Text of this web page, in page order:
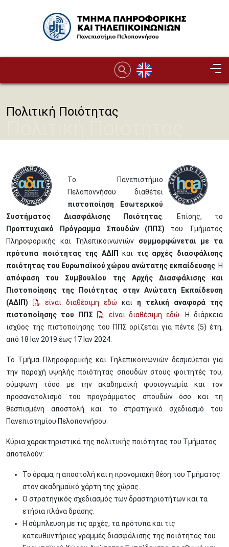
Image
Πολιτική Ποιότητας
Το Πανεπιστήμιο
Πελοποννήσου διαθέτει
πιστοποίηση Εσωτερικού
Συστήματος Διασφάλισης Ποιότητας . Επίσης, το
Προπτυχιακό Πρόγραμμα Σπουδών (ΠΠΣ) του Τμήματος
Πληροφορικής και Τηλεπικοινωνιών συμμορφώνεται με τα
πρότυπα ποιότητας της ΑΔΙΠ
και τις αρχές διασφάλισης
ποιότητας του Ευρωπαϊκού χώρου ανώτατης εκπαίδευσης . Η
απόφαση του Συμβουλίου της Αρχής Διασφάλισης και
Πιστοποίησης της Ποιότητας στην Ανώτατη Εκπαίδευση
(ΑΔΙΠ)
είναι διαθέσιμη εδώ και η τελική αναφορά της
πιστοποίησης του ΠΠΣ
είναι διαθέσιμη εδώ . Η διάρκεια
ισχύος της πιστοποίησης του ΠΠΣ ορίζεται για πέντε (5) έτη,
από 18 Ιαν 2019 έως 17 Ιαν 2024.
Το Τμήμα Πληροφορικής και Τηλεπικοινωνιών δεσμεύεται για
την παροχή υψηλής ποιότητας σπουδών στους φοιτητές του,
σύμφωνη τόσο με την ακαδημαϊκή φυσιογνωμία και τον
προσανατολισμό του προγράμματος σπουδών όσο και τη
θεσπισμένη αποστολή και το στρατηγικό σχεδιασμό του
Πανεπιστημίου Πελοποννήσου.
Κύρια χαρακτηριστικά της πολιτικής ποιότητας του Τμήματος
αποτελούν:
Το όραμα, η αποστολή και η προνομιακή θέση του Τμήματος
στον ακαδημαϊκό χάρτη της χώρας.
Ο στρατηγικός σχεδιασμός των δραστηριοτήτων και τα
ετήσια πλάνα δράσης.
Η σύμπλευση με τις αρχές, τα πρότυπα και τις
κατευθυντήριες γραμμές διασφάλισης της ποιότητας του